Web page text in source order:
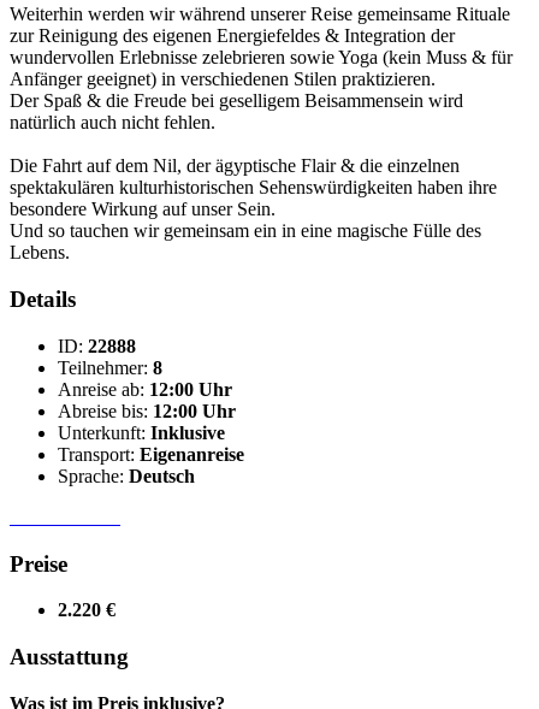
Weiterhin werden wir während unserer Reise gemeinsame Rituale
zur Reinigung des eigenen Energiefeldes & Integration der
wundervollen Erlebnisse zelebrieren sowie Yoga (kein Muss & für
Anfänger geeignet) in verschiedenen Stilen praktizieren.
Der Spaß & die Freude bei geselligem Beisammensein wird
natürlich auch nicht fehlen.
Die Fahrt auf dem Nil, der ägyptische Flair & die einzelnen
spektakulären kulturhistorischen Sehenswürdigkeiten haben ihre
besondere Wirkung auf unser Sein.
Und so tauchen wir gemeinsam ein in eine magische Fülle des
Lebens.
Details
ID: 22888
Teilnehmer: 8
Anreise ab: 12:00 Uhr
Abreise bis: 12:00 Uhr
Unterkunft: Inklusive
Transport: Eigenanreise
Sprache: Deutsch
Preise
2.220 €
Ausstattung
Was ist im Preis inklusive?